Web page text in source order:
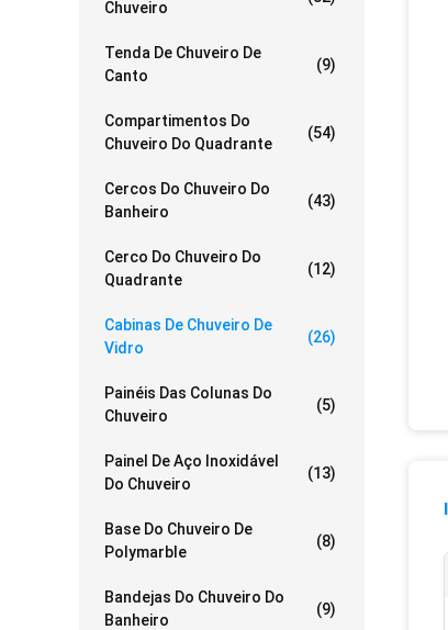
Chuveiro
Tenda De Chuveiro De
Canto
(9)
Compartimentos Do
Chuveiro Do Quadrante
(54)
Cercos Do Chuveiro Do
Banheiro
(43)
Cerco Do Chuveiro Do
Quadrante
(12)
Cabinas De Chuveiro De
Vidro
(26)
Painéis Das Colunas Do
Chuveiro
(5)
Painel De Aço Inoxidável
Do Chuveiro
(13)
Base Do Chuveiro De
Polymarble
(8)
Bandejas Do Chuveiro Do
Banheiro
(9)